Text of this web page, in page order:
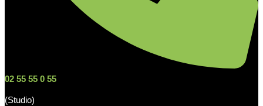
02 55 55 0 55
(Studio)